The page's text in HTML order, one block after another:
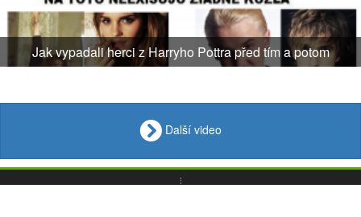
Jak vypadali herci z Harryho Pottra před tím a potom
Další video